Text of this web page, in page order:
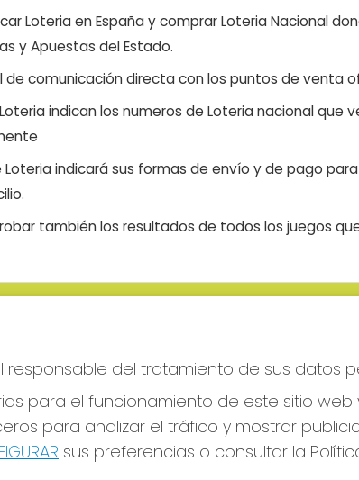
Loteria en España y comprar Loteria Nacional
y Apuestas del Estado.
comunicación directa con los puntos de venta
indican los numeros de Loteria nacional que
indicará sus formas de envío y de pago
también los resultados de todos los juegos
el responsable del tratamiento de sus datos
para el funcionamiento de este sitio web
para analizar el tráfico y mostrar
sus preferencias o consultar la